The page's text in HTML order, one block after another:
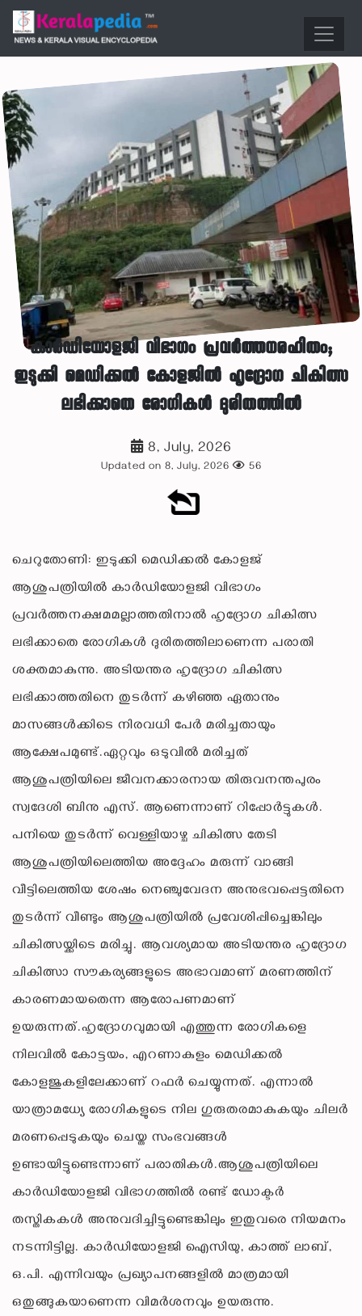
കാർഡിയോളജി വിഭാഗം പ്രവർത്തനരഹിതം;
ഇടുക്കി മെഡിക്കൽ കോളജിൽ ഹൃദ്രോഗ ചികിത്സ
ലഭിക്കാതെ രോഗികൾ ദുരിതത്തിൽ
8, July, 2026
Updated on 8, July, 2026 56
ചെറുതോണി: ഇടുക്കി മെഡിക്കൽ കോളജ്
ആശുപത്രിയിൽ കാർഡിയോളജി വിഭാഗം
പ്രവർത്തനക്ഷമമല്ലാത്തതിനാൽ ഹൃദ്രോഗ ചികിത്സ
ലഭിക്കാതെ രോഗികൾ ദുരിതത്തിലാണെന്ന പരാതി
ശക്തമാകുന്നു. അടിയന്തര ഹൃദ്രോഗ ചികിത്സ
ലഭിക്കാത്തതിനെ തുടർന്ന് കഴിഞ്ഞ ഏതാനും
മാസങ്ങൾക്കിടെ നിരവധി പേർ മരിച്ചതായും
ആക്ഷേപമുണ്ട്.ഏറ്റവും ഒടുവിൽ മരിച്ചത്
ആശുപത്രിയിലെ ജീവനക്കാരനായ തിരുവനന്തപുരം
സ്വദേശി ബിനു എസ്. ആണെന്നാണ് റിപ്പോർട്ടുകൾ.
പനിയെ തുടർന്ന് വെള്ളിയാഴ്ച ചികിത്സ തേടി
ആശുപത്രിയിലെത്തിയ അദ്ദേഹം മരുന്ന് വാങ്ങി
വീട്ടിലെത്തിയ ശേഷം നെഞ്ചുവേദന അനുഭവപ്പെട്ടതിനെ
തുടർന്ന് വീണ്ടും ആശുപത്രിയിൽ പ്രവേശിപ്പിച്ചെങ്കിലും
ചികിത്സയ്ക്കിടെ മരിച്ചു. ആവശ്യമായ അടിയന്തര ഹൃദ്രോഗ
ചികിത്സാ സൗകര്യങ്ങളുടെ അഭാവമാണ് മരണത്തിന്
കാരണമായതെന്ന ആരോപണമാണ്
ഉയരുന്നത്.ഹൃദ്രോഗവുമായി എത്തുന്ന രോഗികളെ
നിലവിൽ കോട്ടയം, എറണാകുളം മെഡിക്കൽ
കോളജുകളിലേക്കാണ് റഫർ ചെയ്യുന്നത്. എന്നാൽ
യാത്രാമധ്യേ രോഗികളുടെ നില ഗുരുതരമാകുകയും ചിലർ
മരണപ്പെടുകയും ചെയ്ത സംഭവങ്ങൾ
ഉണ്ടായിട്ടുണ്ടെന്നാണ് പരാതികൾ.ആശുപത്രിയിലെ
കാർഡിയോളജി വിഭാഗത്തിൽ രണ്ട് ഡോക്ടർ
തസ്തികകൾ അനുവദിച്ചിട്ടുണ്ടെങ്കിലും ഇതുവരെ നിയമനം
നടന്നിട്ടില്ല. കാർഡിയോളജി ഐസിയു, കാത്ത് ലാബ്,
ഒ.പി. എന്നിവയും പ്രഖ്യാപനങ്ങളിൽ മാത്രമായി
ഒതുങ്ങുകയാണെന്ന വിമർശനവും ഉയരുന്നു.